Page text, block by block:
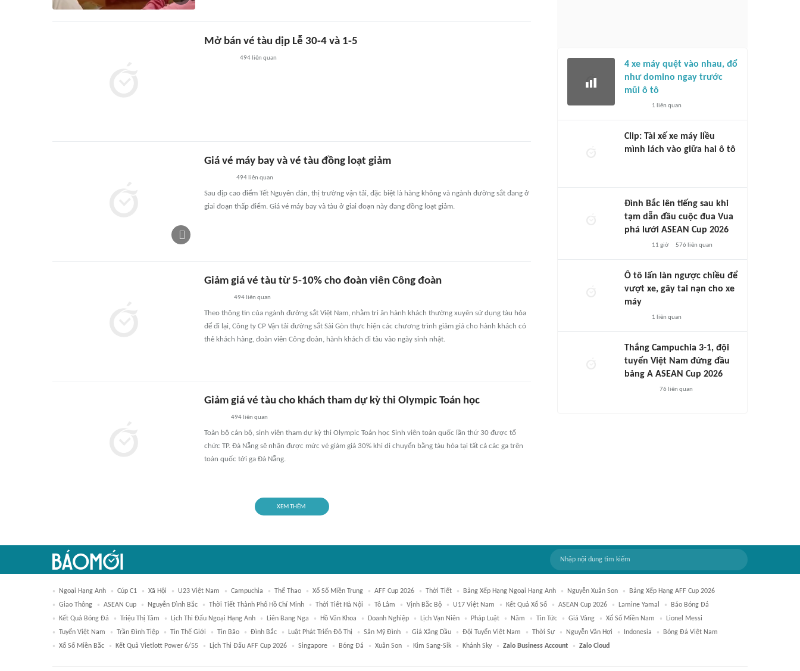
Mở bán vé tàu dịp Lễ 30-4 và 1-5
494 liên quan
Giá vé máy bay và vé tàu đồng loạt giảm
494 liên quan
Sau dịp cao điểm Tết Nguyên đán, thị trường vận tải, đặc biệt là hàng không và ngành đường sắt đang ở
giai đoạn thấp điểm. Giá vé máy bay và tàu ở giai đoạn này đang đồng loạt giảm.
Giảm giá vé tàu từ 5-10% cho đoàn viên Công đoàn
494liên quan
Theo thông tin của ngành đường sắt Việt Nam, nhằm tri ân hành khách thường xuyên sử dụng tàu hỏa
để đi lại, Công ty CP Vận tải đường sắt Sài Gòn thực hiện các chương trình giảm giá cho hành khách có
thẻ khách hàng, đoàn viên Công đoàn, hành khách đi tàu vào ngày sinh nhật.
Giảm giá vé tàu cho khách tham dự kỳ thi Olympic Toán học
494 liên quan
Toàn bộ cán bộ, sinh viên tham dự kỳ thi Olympic Toán học Sinh viên toàn quốc lần thứ 30 được tổ
chức TP. Đà Nẵng sẽ nhận được mức vé giảm giá 30% khi di chuyển bằng tàu hỏa tại tất cả các ga trên
toàn quốc tới ga Đà Nẵng.
XEM THÊM
4 xe máy quệt vào nhau, đổ
như domino ngay trước
mũi ô tô
1 liên quan
Clip: Tài xế xe máy liều
mình lách vào giữa hai ô tô
Đình Bắc lên tiếng sau khi
tạm dẫn đầu cuộc đua Vua
phá lưới ASEAN Cup 2026
11 giờ 576 liên quan
Ô tô lấn làn ngược chiều để
vượt xe, gây tai nạn cho xe
máy
1 liên quan
Thắng Campuchia 3-1, đội
tuyển Việt Nam đứng đầu
bảng A ASEAN Cup 2026
76 liên quan
Ngoại Hạng Anh Cúp C1 Xã Hội U23 Việt Nam Campuchia Thể Thao Xổ Số Miền Trung AFF Cup 2026 Thời Tiết Bảng Xếp Hạng Ngoại Hạng Anh Nguyễn Xuân Son
Bảng Xếp Hạng AFF Cup 2026
Giao Thông
ASEAN Cup Nguyễn Đình Bắc Thời Tiết Thành Phố Hồ Chí Minh Thời Tiết Hà Nội Tô Lâm Vịnh Bắc Bộ U17 Việt Nam Kết Quả Xổ Số ASEAN Cup 2026 Lamine Yamal
Báo Bóng Đá
Kết Quả Bóng Đá
Triệu Thị Tâm Lịch Thi Đấu Ngoại Hạng Anh Liên Bang Nga Hồ Văn Khoa Doanh Nghiệp Lịch Vạn Niên Pháp Luật Năm Tin Tức Giá Vàng Xổ Số Miền Nam
Lionel Messi
Tuyển Việt Nam
Trần Đình Tiệp Tin Thế Giới Tin Bão Đình Bắc Luật Phát Triển Đô Thị Sân Mỹ Đình Giá Xăng Dầu Đội Tuyển Việt Nam Thời Sự Nguyễn Văn Hợi Indonesia
Bóng Đá Việt Nam
Xổ Số Miền Bắc
Kết Quả Vietlott Power 6/55 Lịch Thi Đấu AFF Cup 2026 Singapore Bóng Đá Xuân Son Kim Sang-Sik Khánh Sky Zalo Business Account Zalo Cloud